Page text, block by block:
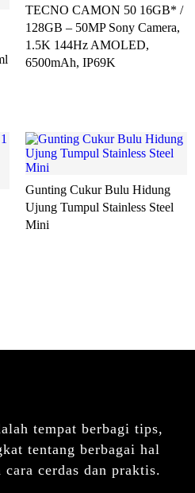
TECNO CAMON 50 16GB* /
128GB – 50MP Sony Camera,
1.5K 144Hz AMOLED,
6500mAh, IP69K
Gunting Cukur Bulu Hidung
Ujung Tumpul Stainless Steel
Mini
tempat berbagi tips,
tentang berbagai hal
cerdas dan praktis.